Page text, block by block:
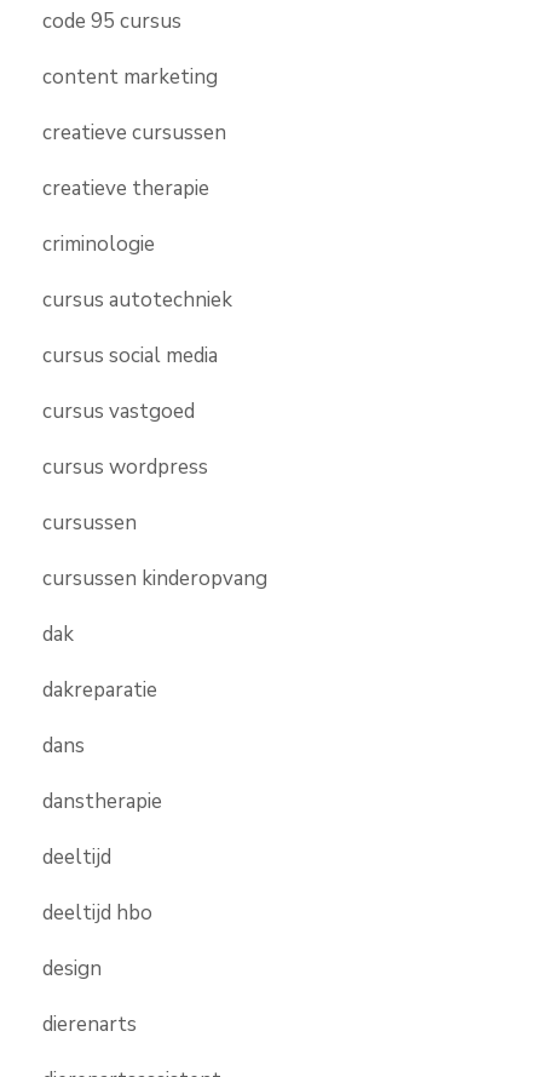
code 95 cursus
content marketing
creatieve cursussen
creatieve therapie
criminologie
cursus autotechniek
cursus social media
cursus vastgoed
cursus wordpress
cursussen
cursussen kinderopvang
dak
dakreparatie
dans
danstherapie
deeltijd
deeltijd hbo
design
dierenarts